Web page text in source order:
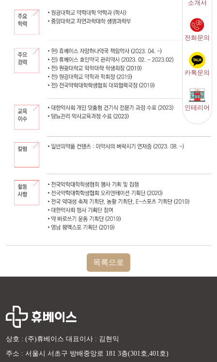
목록으로
소개서
전화문의
카톡문의
인테리어
상호 : (주)휴베이스 대표이사 : 김현익
주소 : 서울시 서초구 방배중앙로 181 3층(301호,401호)